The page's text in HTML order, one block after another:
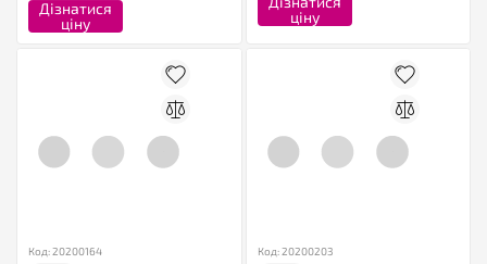
Дізнатися
ціну
ціну
Код: 20200164 Код: 20200203